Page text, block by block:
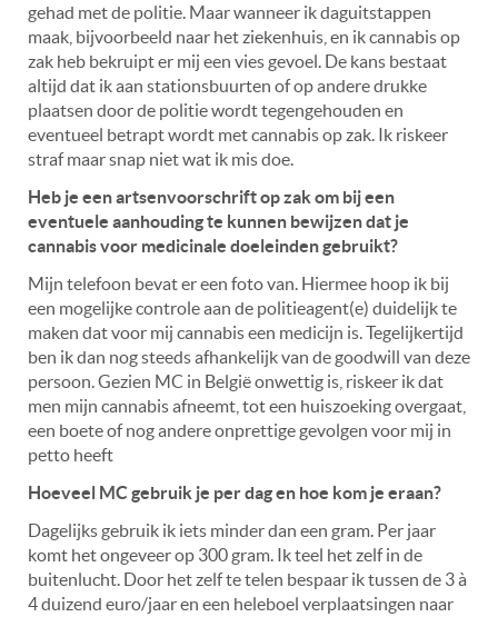
gehad met de politie. Maar wanneer ik daguitstappen
maak, bijvoorbeeld naar het ziekenhuis, en ik cannabis op
zak heb bekruipt er mij een vies gevoel. De kans bestaat
altijd dat ik aan stationsbuurten of op andere drukke
plaatsen door de politie wordt tegengehouden en
eventueel betrapt wordt met cannabis op zak. Ik riskeer
straf maar snap niet wat ik mis doe.
Heb je een artsenvoorschrift op zak om bij een
eventuele aanhouding te kunnen bewijzen dat je
cannabis voor medicinale doeleinden gebruikt?
Mijn telefoon bevat er een foto van. Hiermee hoop ik bij
een mogelijke controle aan de politieagent(e) duidelijk te
maken dat voor mij cannabis een medicijn is. Tegelijkertijd
ben ik dan nog steeds afhankelijk van de goodwill van deze
persoon. Gezien MC in België onwettig is, riskeer ik dat
men mijn cannabis afneemt, tot een huiszoeking overgaat,
een boete of nog andere onprettige gevolgen voor mij in
petto heeft
Hoeveel MC gebruik je per dag en hoe kom je eraan?
Dagelijks gebruik ik iets minder dan een gram. Per jaar
komt het ongeveer op 300 gram. Ik teel het zelf in de
buitenlucht. Door het zelf te telen bespaar ik tussen de 3 à
4 duizend euro/jaar en een heleboel verplaatsingen naar